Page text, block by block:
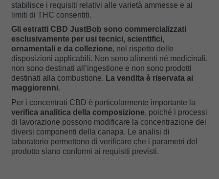
stabilisce i requisiti relativi alle varietà ammesse e ai
limiti di THC consentiti.
Gli estratti CBD JustBob sono commercializzati
esclusivamente per usi tecnici, scientifici,
ornamentali e da collezione, nel rispetto delle
disposizioni applicabili. Non sono alimenti né medicinali,
non sono destinati all’ingestione e non sono prodotti
destinati alla combustione. La vendita è riservata ai
maggiorenni.
Per i concentrati CBD è particolarmente importante la
verifica analitica della composizione, poiché i processi
di lavorazione possono modificare la concentrazione dei
diversi componenti della canapa. Le analisi di
laboratorio permettono di verificare che i parametri del
prodotto siano conformi ai requisiti previsti.